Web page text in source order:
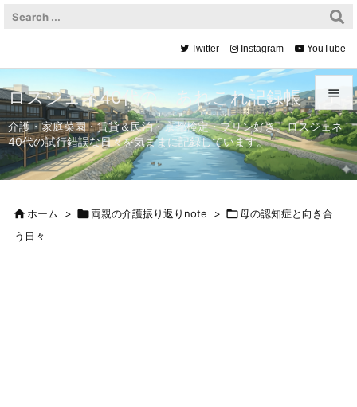


メニュ

サイド

Twitter Instagram YouTube
ロスジェネ40代の、あれこれ記録帳
介護・家庭菜園・賃貸＆民泊・京都検定・プリン好き。ロスジェネ
40代の試行錯誤な日々を気ままに記録しています。
ホーム > 両親の介護振り返りnote > 母の認知症と向き合
う日々